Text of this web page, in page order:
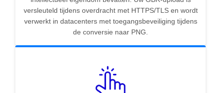
versleuteld tijdens overdracht met HTTPS/TLS en wordt
verwerkt in datacenters met toegangsbeveiliging tijdens
de conversie naar PNG.